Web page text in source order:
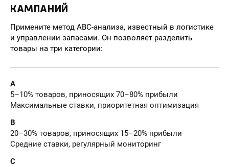
КАМПАНИЙ
Примените метод ABC-анализа, известный в логистике
и управлении запасами. Он позволяет разделить
товары на три категории:
A
5–10% товаров, приносящих 70–80% прибыли
Максимальные ставки, приоритетная оптимизация
B
20–30% товаров, приносящих 15–20% прибыли
Средние ставки, регулярный мониторинг
C